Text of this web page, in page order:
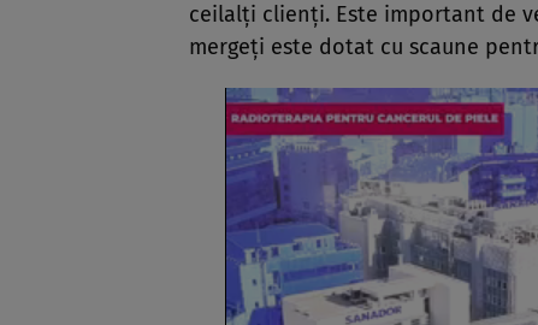
ceilalți clienți. Este important de
mergeți este dotat cu scaune